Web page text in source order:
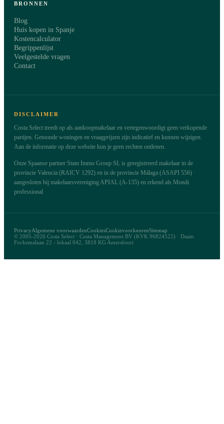
BRONNEN
Blog
Huis kopen in Spanje
Kostencalculator
Begrippenlijst
Veelgestelde vragen
Contact
DISCLAIMER
Costa Select treedt op als aankoopmakelaar en vertegenwoordigt geen verkopende
partijen. Getoonde woningen en vraagprijzen zijn indicatief en kunnen wijzigen.
Aan de informatie op deze website kun je geen rechten ontlenen.
Onze Spaanse partner Stam Immo Group SL is geregistreerd makelaar in de
provincie Valencia (RAICV 1292) en in de provincie Málaga (ASAPI 556) ·
aangesloten bij makelaarsvereniging APIAL (A-135) en erkend als Mondi
professional
© 2005-2026 Costa Select · Costa Management BV (KVK 96824522) · Daam
Fockemalaan 22 - lokaal 042, 3818 KG Amersfoort
PrivacyAlgemene voorwaardenCookiesCookievoorkeurenSitemap